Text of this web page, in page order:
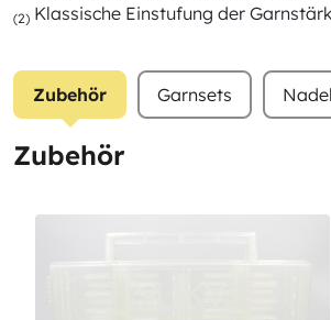
(2) Klassische Einstufung der
Zubehör Garnsets
Zubehör